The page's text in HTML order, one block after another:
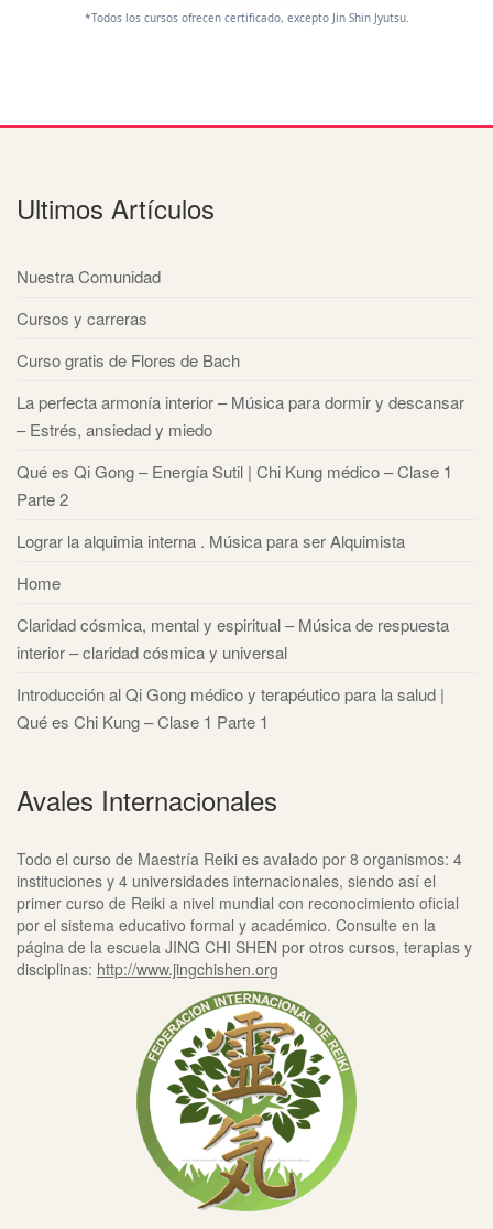
*Todos los cursos ofrecen certificado, excepto Jin Shin Jyutsu.
Ultimos Artículos
Nuestra Comunidad
Cursos y carreras
Curso gratis de Flores de Bach
La perfecta armonía interior – Música para dormir y descansar
– Estrés, ansiedad y miedo
Qué es Qi Gong – Energía Sutil | Chi Kung médico – Clase 1
Parte 2
Lograr la alquimia interna . Música para ser Alquimista
Home
Claridad cósmica, mental y espiritual – Música de respuesta
interior – claridad cósmica y universal
Introducción al Qi Gong médico y terapéutico para la salud |
Qué es Chi Kung – Clase 1 Parte 1
Avales Internacionales
Todo el curso de Maestría Reiki es avalado por 8 organismos: 4
instituciones y 4 universidades internacionales, siendo así el
primer curso de Reiki a nivel mundial con reconocimiento oficial
por el sistema educativo formal y académico. Consulte en la
página de la escuela JING CHI SHEN por otros cursos, terapias y
disciplinas: http://www.jingchishen.org